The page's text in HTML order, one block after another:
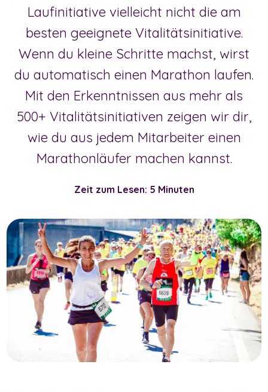
Laufinitiative vielleicht nicht die am
besten geeignete Vitalitätsinitiative.
Wenn du kleine Schritte machst, wirst
du automatisch einen Marathon laufen.
Mit den Erkenntnissen aus mehr als
500+ Vitalitätsinitiativen zeigen wir dir,
wie du aus jedem Mitarbeiter einen
Marathonläufer machen kannst.
Zeit zum Lesen: 5 Minuten